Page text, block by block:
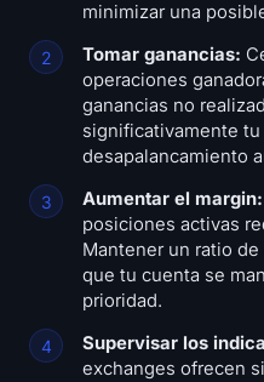
minimizar una
Tomar ganancias:
operaciones
ganancias no
significativamente
desapalancamiento
Aumentar el margin:
posiciones activas
Mantener un ratio
que tu cuenta se
prioridad.
Supervisar los
exchanges ofrecen